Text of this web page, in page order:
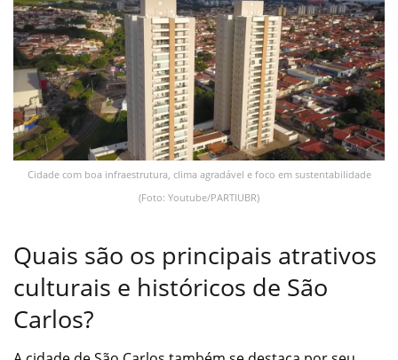
Cidade com boa infraestrutura, clima agradável e foco em sustentabilidade
(Foto: Youtube/PARTIUBR)
Quais são os principais atrativos
culturais e históricos de São
Carlos?